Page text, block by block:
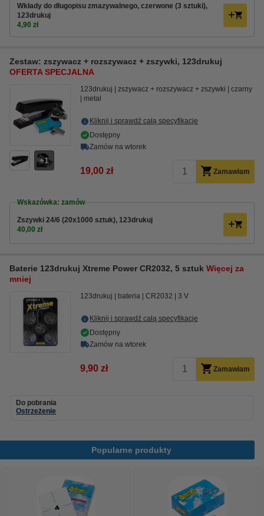
Wkłady do długopisu zmazywalnego, czerwone (3 sztuki),
123drukuj
4,90 zł
Zestaw: zszywacz + rozszywacz + zszywki, 123drukuj
OFERTA SPECJALNA
1
123drukuj zszywacz + rozszywacz + zszywki
czarny
metal
Kliknij i sprawdź całą specyfikacje
Dostępny
Zamów na wtorek
19,00 zł Zamawiam
Wskazówka: zamów
Zszywki 24/6 (20x1000 sztuk), 123drukuj
40,00 zł
Baterie 123drukuj Xtreme Power CR2032, 5 sztuk Więcej za
mniej
123drukuj bateria CR2032 3 V
Kliknij i sprawdź całą specyfikacje
Dostępny
Zamów na wtorek
9,90 zł Zamawiam
Do pobrania
Ostrzeżenie
Popularne produkty